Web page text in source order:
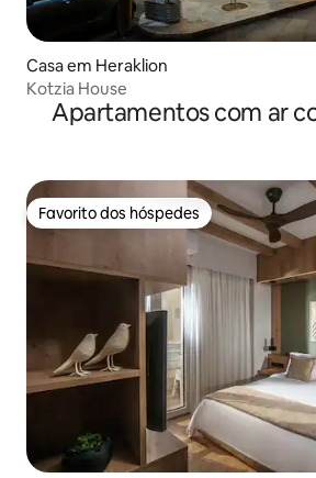
Casa em Heraklion
Kotzia House
Apartamentos com ar
Favorito dos hóspedes
Favorito dos hóspedes